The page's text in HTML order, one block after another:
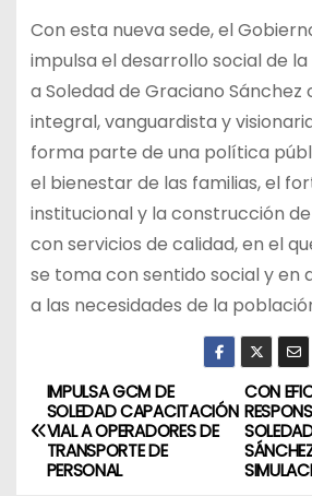
Con esta nueva sede, el
impulsa el desarrollo social de
a Soledad de Graciano Sánchez
integral, vanguardista y
forma parte de una política
el bienestar de las familias, el
institucional y la construcción
con servicios de calidad, en el
se toma con sentido social y en
a las necesidades de la
N
a
CON
IMPULSA GCM DE
SOLEDAD CAPACITACIÓN
VIAL A OPERADORES DE
TRANSPORTE DE
PERSONAL